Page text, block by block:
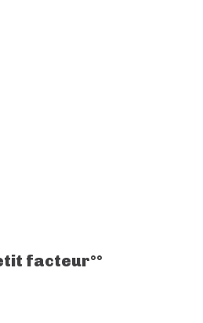
facteur°°